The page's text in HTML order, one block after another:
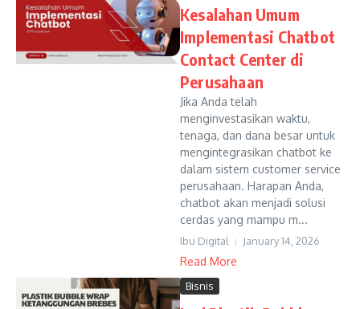
Kesalahan Umum
Implementasi Chatbot
Contact Center di
Perusahaan
Jika Anda telah
menginvestasikan waktu,
tenaga, dan dana besar untuk
mengintegrasikan chatbot ke
dalam sistem customer service
perusahaan. Harapan Anda,
chatbot akan menjadi solusi
cerdas yang mampu m...
Ibu Digital January 14, 2026
Read More
Bisnis